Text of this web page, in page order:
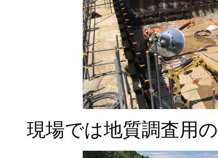
現場では地質調査用